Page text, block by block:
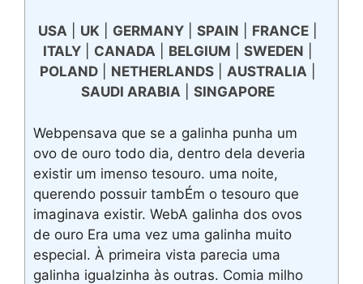
USA| UK| GERMANY| SPAIN FRANCE|
ITALY| CANADA| BELGIUM SWEDEN
POLAND| NETHERLANDS| AUSTRALIA|
SAUDI ARABIA| SINGAPORE
Webpensava que se a galinha punha um
ovo de ouro todo dia, dentro dela deveria
existir um imenso tesouro. uma noite,
querendo possuir tambÉm o tesouro que
imaginava existir. WebA galinha dos ovos
de ouro Era uma vez uma galinha muito
especial. À primeira vista parecia uma
galinha igualzinha às outras. Comia milho